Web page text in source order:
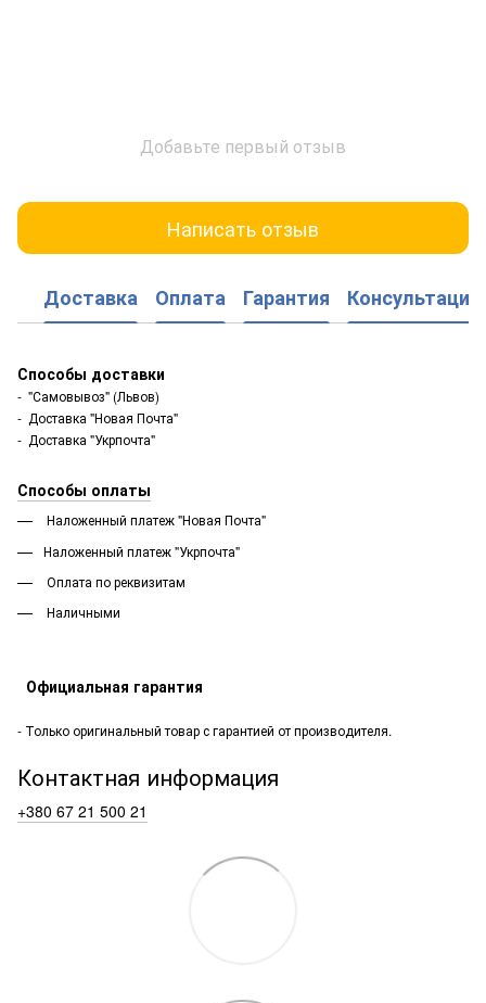
Добавьте первый отзыв
Написать отзыв
Доставка Оплата Гарантия Консультация
Способы доставки
- "Самовывоз" (Львов)
- Доставка "Новая Почта"
- Доставка "Укрпочта"
Способы оплаты
Наложенный платеж "Новая Почта"
Наложенный платеж "Укрпочта"
Оплата по реквизитам
Наличными
Официальная гарантия
- Только оригинальный товар с гарантией от производителя.
Контактная информация
+380 67 21 500 21